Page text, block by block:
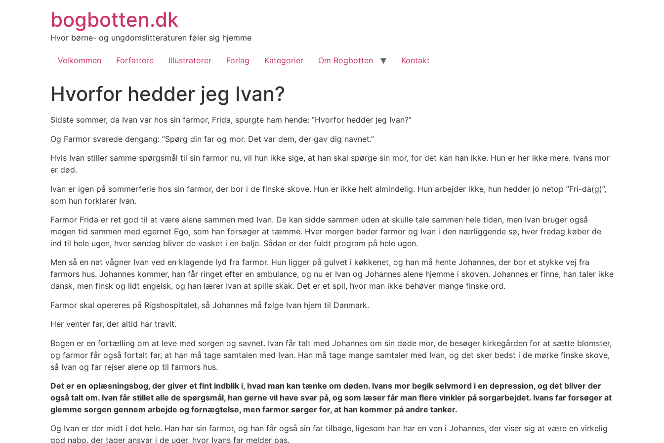
bogbotten.dk
Hvor børne- og ungdomslitteraturen føler sig hjemme
Velkommen Forfattere Illustratorer Forlag Kategorier Om Bogbotten Kontakt
Hvorfor hedder jeg Ivan?
Sidste sommer, da Ivan var hos sin farmor, Frida, spurgte ham hende: ”Hvorfor hedder jeg Ivan?”
Og Farmor svarede dengang: ”Spørg din far og mor. Det var dem, der gav dig navnet.”
Hvis Ivan stiller samme spørgsmål til sin farmor nu, vil hun ikke sige, at han skal spørge sin mor, for det kan han ikke. Hun er her ikke mere. Ivans mor
er død.
Ivan er igen på sommerferie hos sin farmor, der bor i de finske skove. Hun er ikke helt almindelig. Hun arbejder ikke, hun hedder jo netop ”Fri-da(g)”,
som hun forklarer Ivan.
Farmor Frida er ret god til at være alene sammen med Ivan. De kan sidde sammen uden at skulle tale sammen hele tiden, men Ivan bruger også
megen tid sammen med egernet Ego, som han forsøger at tæmme. Hver morgen bader farmor og Ivan i den nærliggende sø, hver fredag køber de
ind til hele ugen, hver søndag bliver de vasket i en balje. Sådan er der fuldt program på hele ugen.
Men så en nat vågner Ivan ved en klagende lyd fra farmor. Hun ligger på gulvet i køkkenet, og han må hente Johannes, der bor et stykke vej fra
farmors hus. Johannes kommer, han får ringet efter en ambulance, og nu er Ivan og Johannes alene hjemme i skoven. Johannes er finne, han taler ikke
dansk, men finsk og lidt engelsk, og han lærer Ivan at spille skak. Det er et spil, hvor man ikke behøver mange finske ord.
Farmor skal opereres på Rigshospitalet, så Johannes må følge Ivan hjem til Danmark.
Her venter far, der altid har travlt.
Bogen er en fortælling om at leve med sorgen og savnet. Ivan får talt med Johannes om sin døde mor, de besøger kirkegården for at sætte blomster,
og farmor får også fortalt far, at han må tage samtalen med Ivan. Han må tage mange samtaler med Ivan, og det sker bedst i de mørke finske skove,
så Ivan og far rejser alene op til farmors hus.
Det er en oplæsningsbog, der giver et fint indblik i, hvad man kan tænke om døden. Ivans mor begik selvmord i en depression, og det bliver der
også talt om. Ivan får stillet alle de spørgsmål, han gerne vil have svar på, og som læser får man flere vinkler på sorgarbejdet. Ivans far forsøger at
glemme sorgen gennem arbejde og fornægtelse, men farmor sørger for, at han kommer på andre tanker.
Og Ivan er der midt i det hele. Han har sin farmor, og han får også sin far tilbage, ligesom han har en ven i Johannes, der viser sig at være en virkelig
god nabo, der tager ansvar i de uger, hvor Ivans far melder pas.